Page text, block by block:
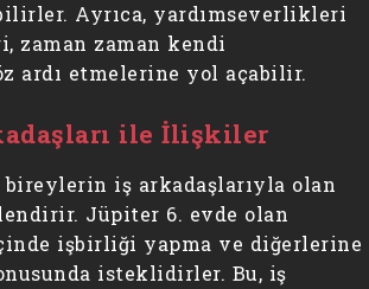
Ayrıca, yardımseverlikleri
zaman zaman kendi
ardı etmelerine yol açabilir.
ile İlişkiler
bireylerin iş arkadaşlarıyla olan
Jüpiter 6. evde olan
işbirliği yapma ve diğerlerine
isteklidirler. Bu, iş